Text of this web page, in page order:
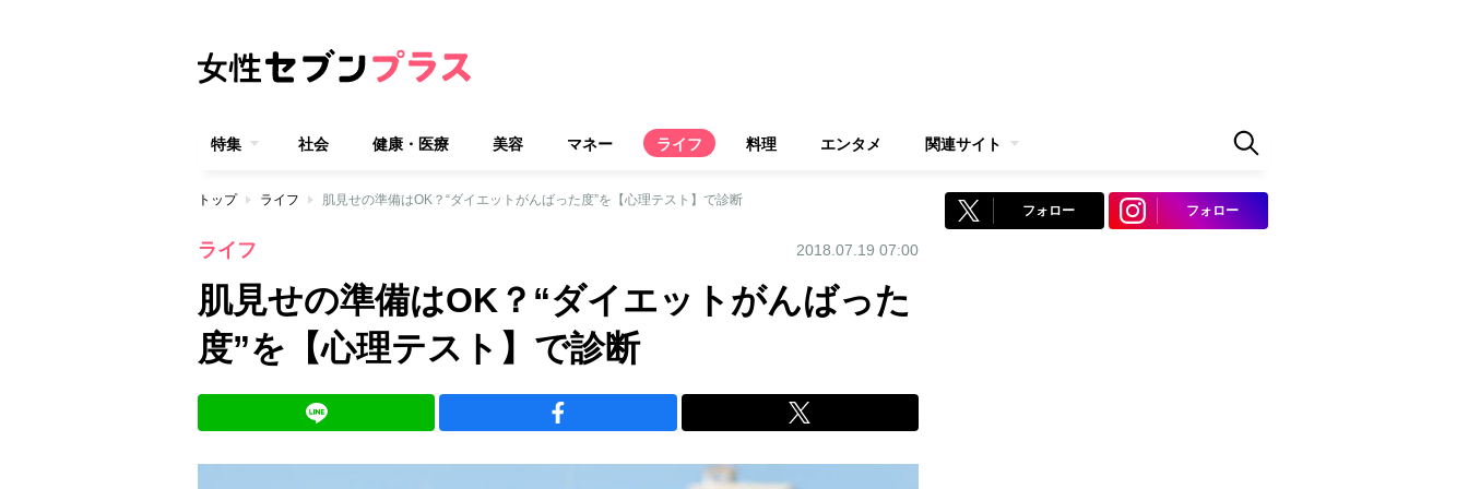
特集 社会 健康・医療 美容 マネー ライフ 料理 エンタメ 関連サイト
トップ ライフ 肌見せの準備はOK？“ダイエットがんばった度”を【心理テスト】で診断
ライフ 2018.07.19 07:00
肌見せの準備はOK？“ダイエットがんばった
度”を【心理テスト】で診断
フォロー フォロー